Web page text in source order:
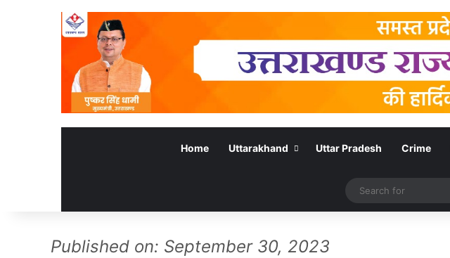
Home Uttarakhand Uttar Pradesh Crime
Published on: September 30, 2023